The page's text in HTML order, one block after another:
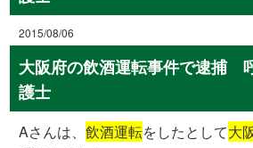
2015/08/06
大阪府の飲酒運転事件で逮捕
護士
Aさんは、飲酒運転をしたとして大